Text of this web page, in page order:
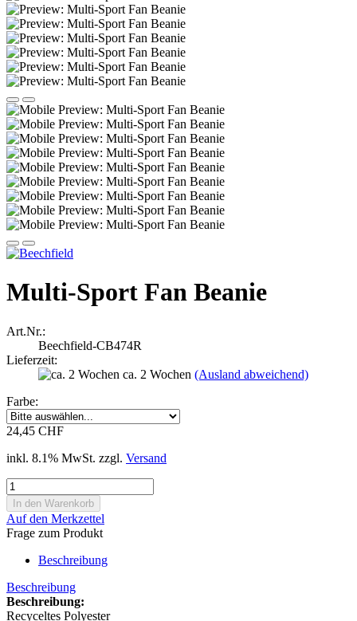
Multi-Sport Fan Beanie
Art.Nr.:
Beechfield-CB474R
Lieferzeit:
ca. 2 Wochen (Ausland abweichend)
Farbe:
24,45 CHF
inkl. 8.1% MwSt. zzgl. Versand
Auf den Merkzettel
Frage zum Produkt
Beschreibung
Beschreibung
Beschreibung:
Recyceltes Polyester